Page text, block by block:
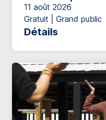
11 août 2026
Gratuit | Grand public
Détails